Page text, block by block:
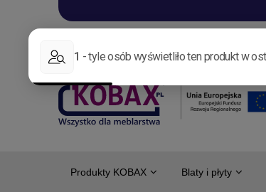
Aktualności
Produkty KOBAX Blaty i płyty